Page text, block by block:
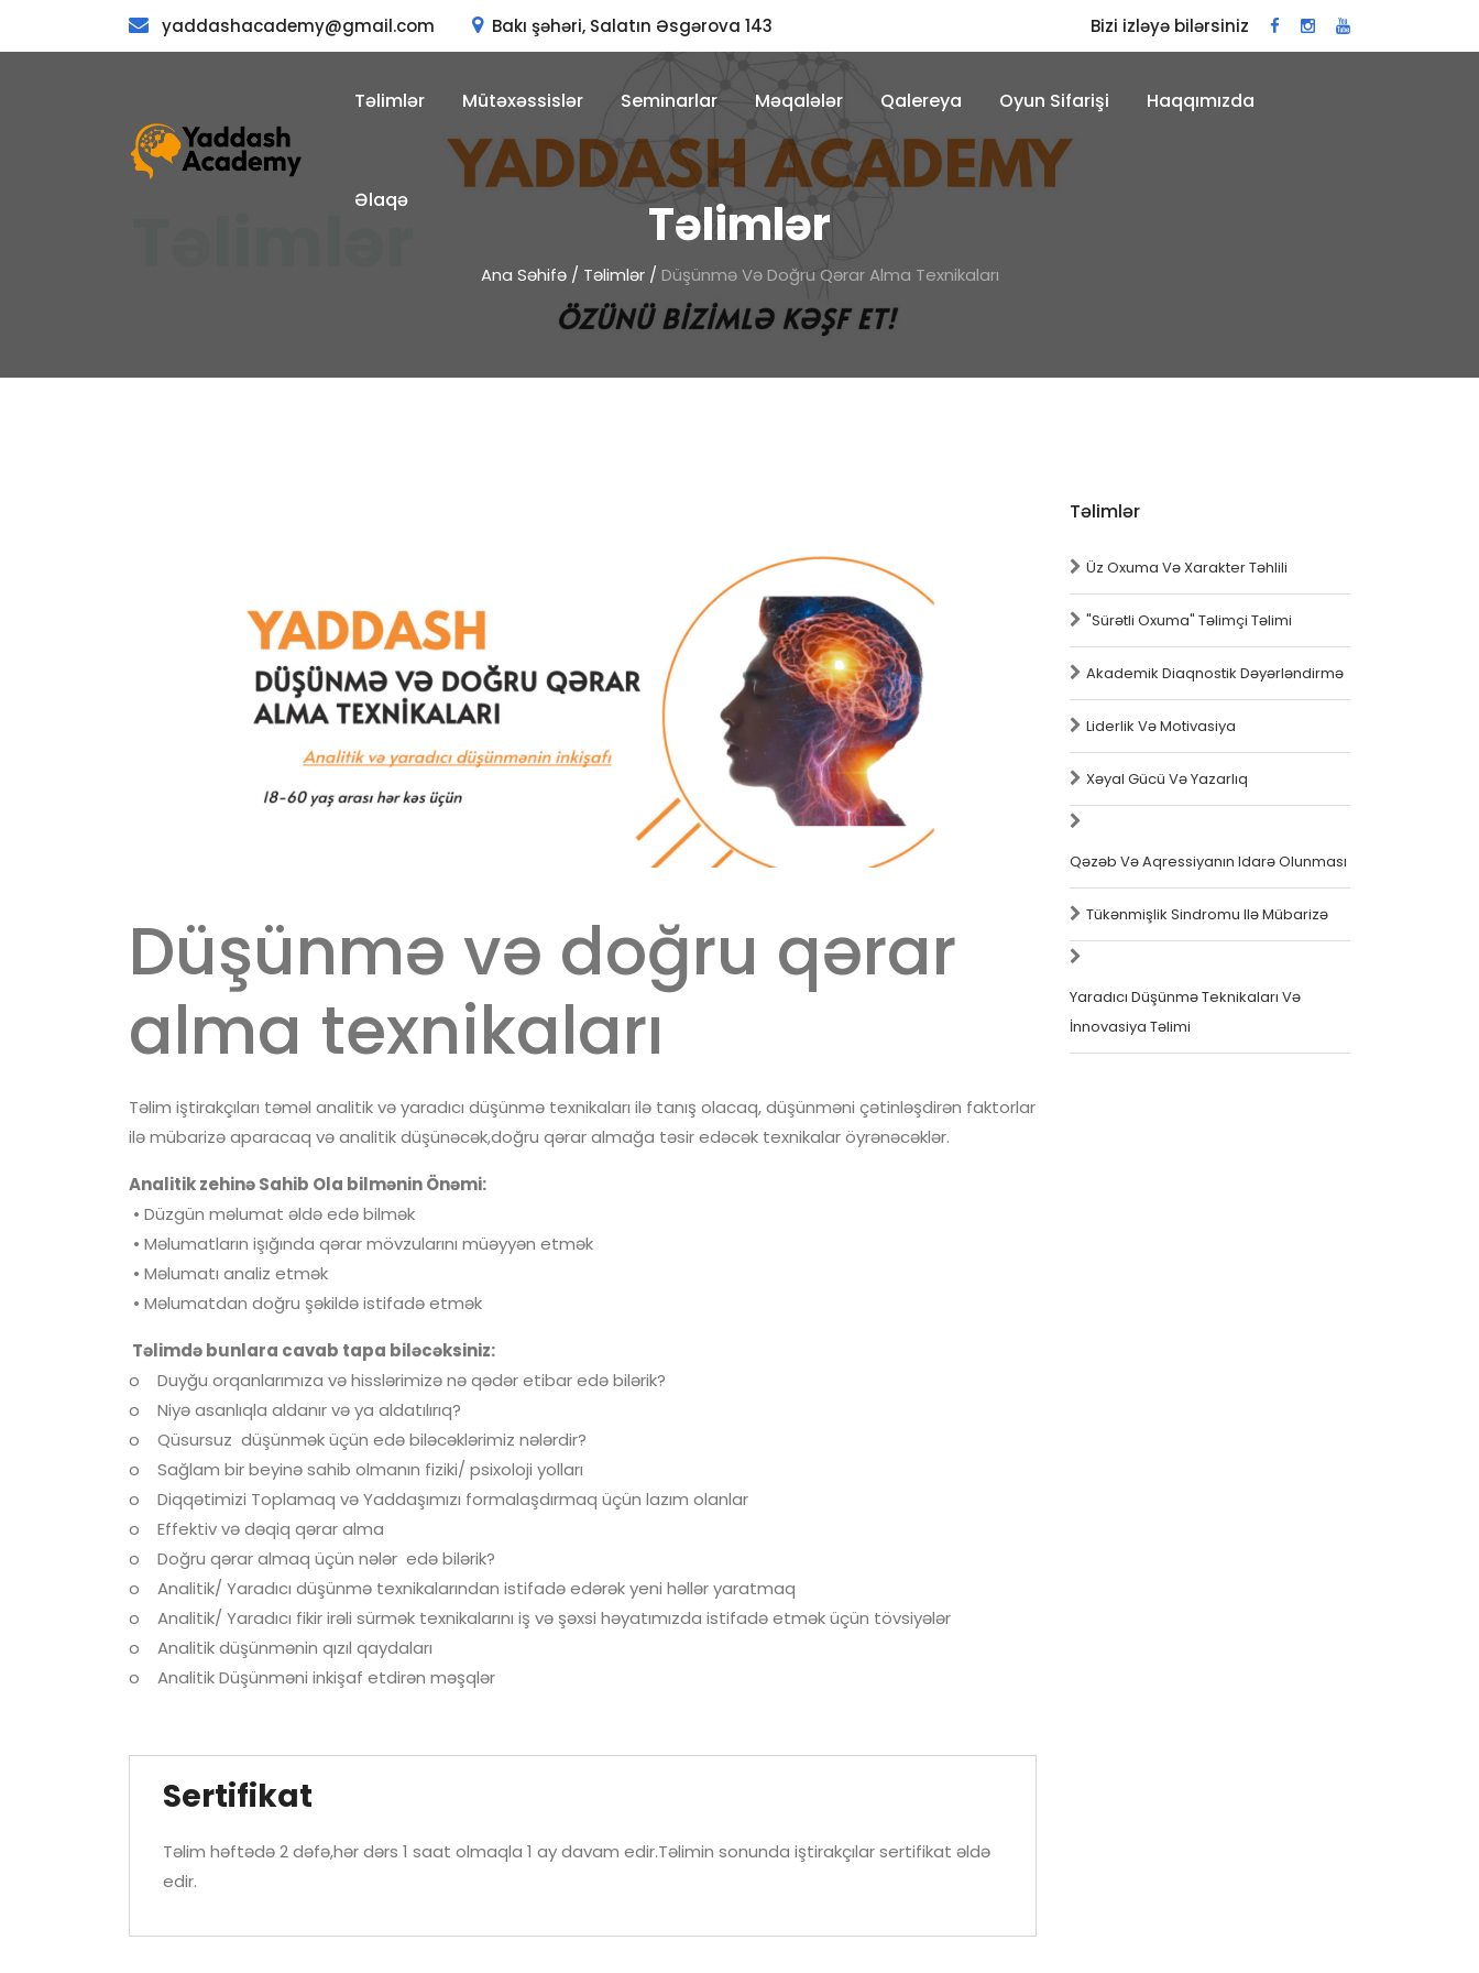
yaddashacademy@gmail.com Bakı şəhəri, Salatın Əsgərova 143 Bizi izləyə bilərsiniz
Təlimlər Mütəxəssislər Seminarlar Məqalələr Qalereya Oyun Sifarişi Haqqımızda
Əlaqə Təlimlər
Ana Səhifə/ Təlimlər/ Düşünmə Və Doğru Qərar Alma Texnikaları
Düşünmə və doğru qərar
alma texnikaları
Təlim iştirakçıları təməl analitik və yaradıcı düşünmə texnikaları ilə tanış olacaq, düşünməni çətinləşdirən faktorlar
ilə mübarizə aparacaq və analitik düşünəcək,doğru qərar almağa təsir edəcək texnikalar öyrənəcəklər.
Analitik zehinə Sahib Ola bilmənin Önəmi:
• Düzgün məlumat əldə edə bilmək
• Məlumatların işığında qərar mövzularını müəyyən etmək
• Məlumatı analiz etmək
• Məlumatdan doğru şəkildə istifadə etmək
Təlimdə bunlara cavab tapa biləcəksiniz:
o Duyğu orqanlarımıza və hisslərimizə nə qədər etibar edə bilərik?
o Niyə asanlıqla aldanır və ya aldatılırıq?
o Qüsursuz düşünmək üçün edə biləcəklərimiz nələrdir?
o Sağlam bir beyinə sahib olmanın fiziki/ psixoloji yolları
o Diqqətimizi Toplamaq və Yaddaşımızı formalaşdırmaq üçün lazım olanlar
o Effektiv və dəqiq qərar alma
o Doğru qərar almaq üçün nələr edə bilərik?
o Analitik/ Yaradıcı düşünmə texnikalarından istifadə edərək yeni həllər yaratmaq
o Analitik/ Yaradıcı fikir irəli sürmək texnikalarını iş və şəxsi həyatımızda istifadə etmək üçün tövsiyələr
o Analitik düşünmənin qızıl qaydaları
o Analitik Düşünməni inkişaf etdirən məşqlər
Sertifikat
Təlim həftədə 2 dəfə,hər dərs 1 saat olmaqla 1 ay davam edir.Təlimin sonunda iştirakçılar sertifikat əldə
edir.
Təlimlər
Üz Oxuma Və Xarakter Təhlili
"Sürətli Oxuma" Təlimçi Təlimi
Akademik Diaqnostik Dəyərləndirmə
Liderlik Və Motivasiya
Xəyal Gücü Və Yazarlıq
Qəzəb Və Aqressiyanın Idarə Olunması
Tükənmişlik Sindromu Ilə Mübarizə
Yaradıcı Düşünmə Teknikaları Və
İnnovasiya Təlimi